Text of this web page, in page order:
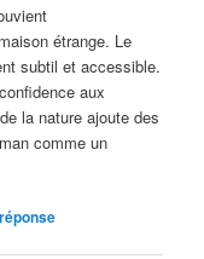
étrange. Le
subtil et accessible.
aux
la nature ajoute des
comme un
réponse